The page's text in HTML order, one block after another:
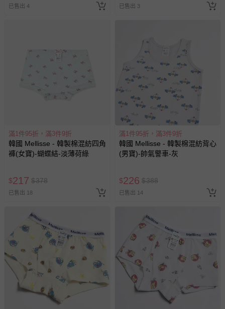
已售出 4 已售出 3
滿1件95折，滿3件9折
韓國 Mellisse - 韓製棉混紡四角
褲(女寶)-蝴蝶結-淡薄荷綠
$217 $378
已售出 18
滿1件95折，滿3件9折
韓國 Mellisse - 韓製棉混紡背心
(男寶)-帥氣警車-灰
$226 $388
已售出 14